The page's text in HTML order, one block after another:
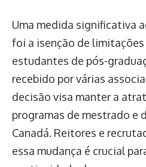
Uma medida significativa
foi a isenção de
estudantes de pós-
recebido por várias
decisão visa manter a
programas de mestrado e
Canadá. Reitores e
essa mudança é crucial